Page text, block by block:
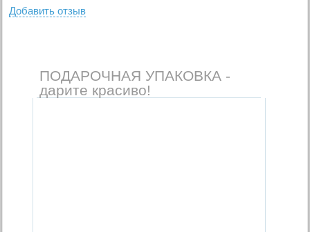
Добавить отзыв
ПОДАРОЧНАЯ УПАКОВКА -
дарите красиво!